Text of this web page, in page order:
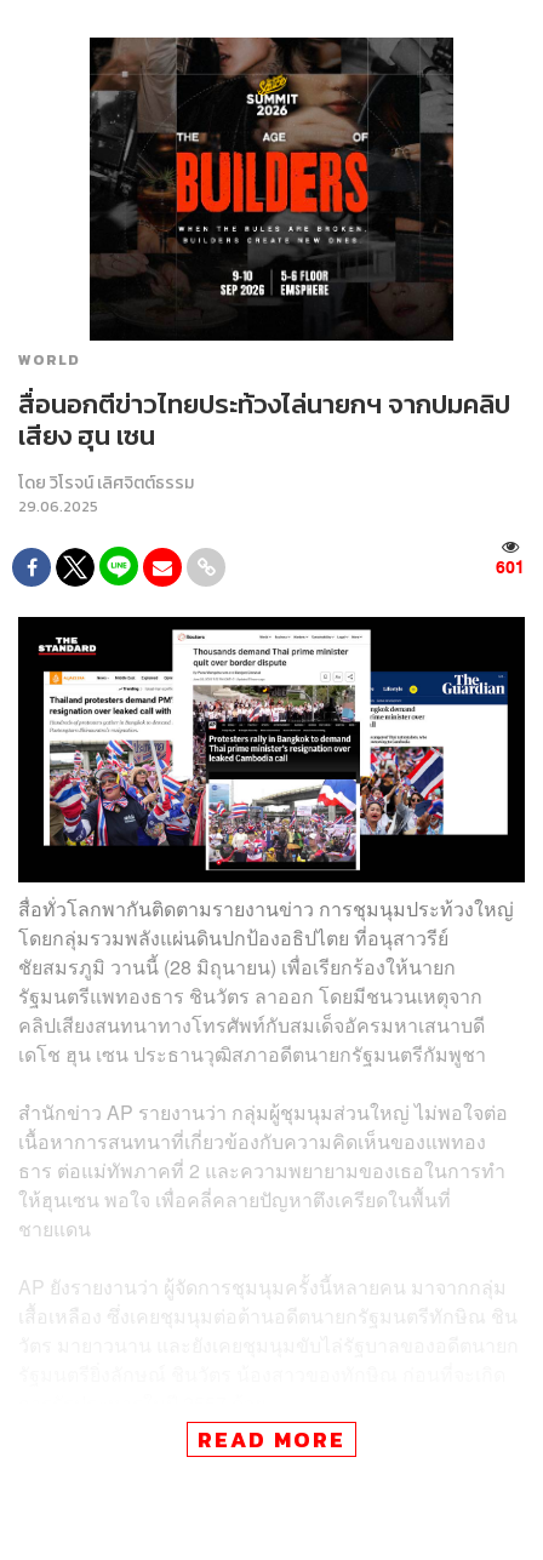
WORLD
สื่อนอกตีข่าวไทยประท้วงไล่นายกฯ จากปมคลิป
เสียง ฮุน เซน
โดยวิโรจน์ เลิศจิตต์ธรรม
29.06.2025
601
สื่อทั่วโลกพากันติดตามรายงานข่าว การชุมนุมประท้วงใหญ่
โดยกลุ่มรวมพลังแผ่นดินปกป้องอธิปไตย ที่อนุสาวรีย์
ชัยสมรภูมิ วานนี้ (28 มิถุนายน) เพื่อเรียกร้องให้นายก
รัฐมนตรีแพทองธาร ชินวัตร ลาออก โดยมีชนวนเหตุจาก
คลิปเสียงสนทนาทางโทรศัพท์กับสมเด็จอัครมหาเสนาบดี
เดโช ฮุน เซน ประธานวุฒิสภาอดีตนายกรัฐมนตรีกัมพูชา
สำนักข่าว AP รายงานว่า กลุ่มผู้ชุมนุมส่วนใหญ่ ไม่พอใจต่อ
เนื้อหาการสนทนาที่เกี่ยวข้องกับความคิดเห็นของแพทอง
ธาร ต่อแม่ทัพภาคที่ 2 และความพยายามของเธอในการทำ
ให้ฮุนเซน พอใจ เพื่อคลี่คลายปัญหาตึงเครียดในพื้นที่
ชายแดน
AP ยังรายงานว่า ผู้จัดการชุมนุมครั้งนี้หลายคน มาจากกลุ่ม
เสื้อเหลือง ซึ่งเคยชุมนุมต่อต้านอดีตนายกรัฐมนตรีทักษิณ ชิน
ขณะที่ Reuters รายงานว่า การชุมนุมประท้วงครั้งนี้ เป็นการ
READ MORE